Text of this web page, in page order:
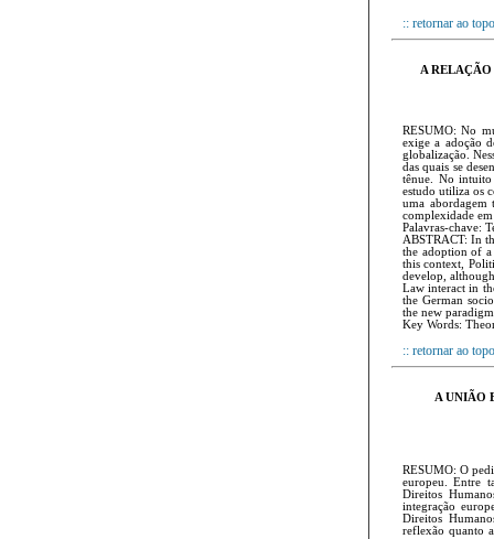
:: retornar ao topo
A
RESUMO: No
exige a adoção
globalização.
das quais se
tênue. No intuito
estudo utiliza os
uma abordagem
complexidade
Palavras-chave:
ABSTRACT: In
the adoption of a
this context,
develop,
Law interact in
the German
the new
Key Words:
:: retornar ao topo
A UNIÃO
RESUMO: O
europeu. Entre
Direitos
integração
Direitos
reflexão quanto